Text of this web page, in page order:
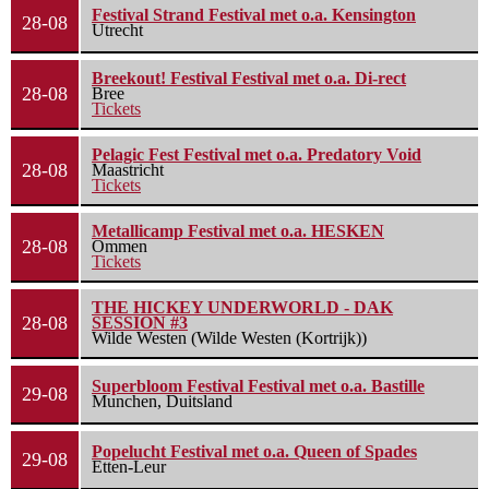
28-08
Festival Strand Festival met o.a. Kensington
Utrecht
28-08
Breekout! Festival Festival met o.a. Di-rect
Bree
Tickets
28-08
Pelagic Fest Festival met o.a. Predatory Void
Maastricht
Tickets
28-08
Metallicamp Festival met o.a. HESKEN
Ommen
Tickets
28-08
THE HICKEY UNDERWORLD - DAK
SESSION #3
Wilde Westen (Wilde Westen (Kortrijk))
29-08
Superbloom Festival Festival met o.a. Bastille
Munchen, Duitsland
29-08
Popelucht Festival met o.a. Queen of Spades
Etten-Leur